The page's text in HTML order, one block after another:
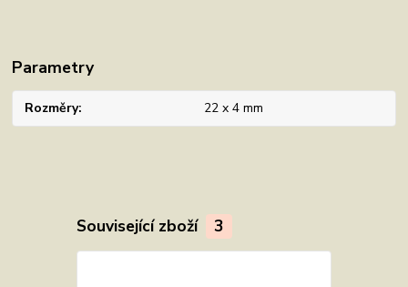
Parametry
Rozměry 22 x 4 mm
Související zboží 3